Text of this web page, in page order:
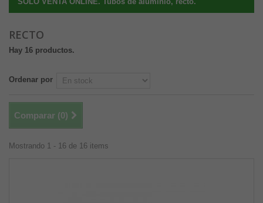
RECTO
Hay 16 productos.
Ordenar por
Comparar (0)
Mostrando 1 - 16 de 16 items